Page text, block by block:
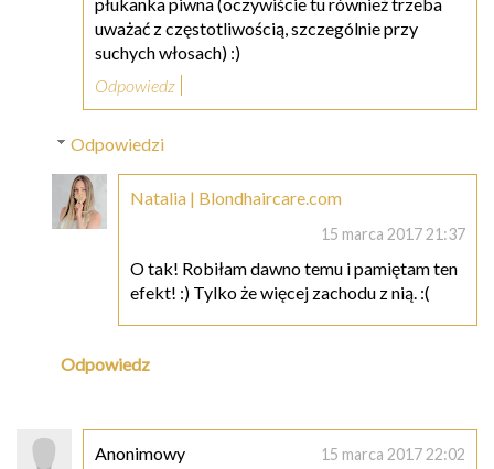
uważać z częstotliwością, szczególnie przy
suchych włosach) :)
Odpowiedz
Odpowiedzi
Natalia | Blondhaircare.com
15 marca 2017 21:37
O tak! Robiłam dawno temu i pamiętam ten
efekt! :) Tylko że więcej zachodu z nią. :(
Odpowiedz
Anonimowy 15 marca 2017 22:02